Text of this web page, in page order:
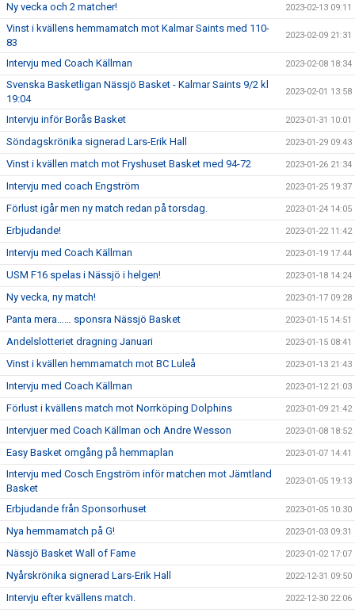
Ny vecka och 2 matcher! 2023-02-13 09:11
Vinst i kvällens hemmamatch mot Kalmar Saints med 110-
83
2023-02-09 21:31
Intervju med Coach Källman 2023-02-08 18:34
Svenska Basketligan Nässjö Basket - Kalmar Saints 9/2 kl
19:04
2023-02-01 13:58
Intervju inför Borås Basket 2023-01-31 10:01
Söndagskrönika signerad Lars-Erik Hall 2023-01-29 09:43
Vinst i kvällen match mot Fryshuset Basket med 94-72 2023-01-26 21:34
Intervju med coach Engström 2023-01-25 19:37
Förlust igår men ny match redan på torsdag. 2023-01-24 14:05
Erbjudande! 2023-01-22 11:42
Intervju med Coach Källman 2023-01-19 17:44
USM F16 spelas i Nässjö i helgen! 2023-01-18 14:24
Ny vecka, ny match! 2023-01-17 09:28
Panta mera…… sponsra Nässjö Basket 2023-01-15 14:51
Andelslotteriet dragning Januari 2023-01-15 08:41
Vinst i kvällen hemmamatch mot BC Luleå 2023-01-13 21:43
Intervju med Coach Källman 2023-01-12 21:03
Förlust i kvällens match mot Norrköping Dolphins 2023-01-09 21:42
Intervjuer med Coach Källman och Andre Wesson 2023-01-08 18:52
Easy Basket omgång på hemmaplan 2023-01-07 14:41
Intervju med Cosch Engström inför matchen mot Jämtland
Basket
2023-01-05 19:13
Erbjudande från Sponsorhuset 2023-01-05 10:30
Nya hemmamatch på G! 2023-01-03 09:31
Nässjö Basket Wall of Fame 2023-01-02 17:07
Nyårskrönika signerad Lars-Erik Hall 2022-12-31 09:50
Intervju efter kvällens match. 2022-12-30 22:06